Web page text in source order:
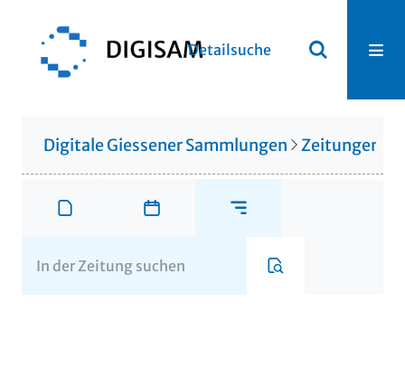
Detailsuche
Digitale Giessener Sammlungen Zeitungen